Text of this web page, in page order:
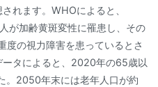
れます。WHOによると、
が加齢黄斑変性に罹患し、その
度の視力障害を患っているとさ
タによると、2020年の65歳以
。2050年末には老年人口が約